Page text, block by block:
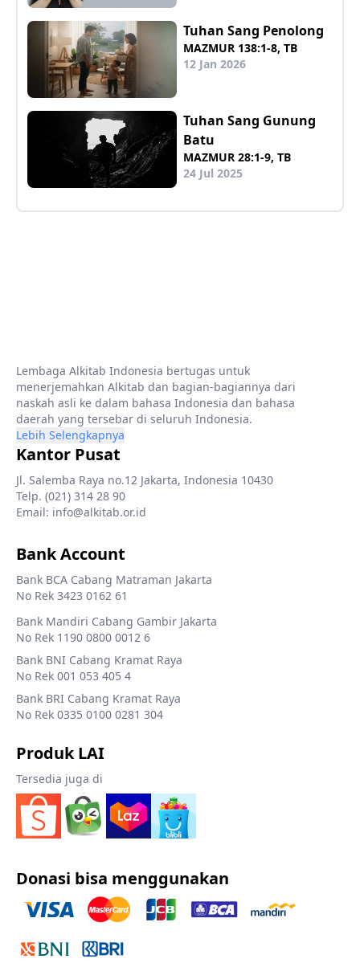
Tuhan Sang Penolong
MAZMUR 138:1-8, TB
12 Jan 2026
Tuhan Sang Gunung
Batu
MAZMUR 28:1-9, TB
24 Jul 2025
Lembaga Alkitab Indonesia bertugas untuk
menerjemahkan Alkitab dan bagian-bagiannya dari
naskah asli ke dalam bahasa Indonesia dan bahasa
daerah yang tersebar di seluruh Indonesia.
Lebih Selengkapnya
Kantor Pusat
Jl. Salemba Raya no.12 Jakarta, Indonesia 10430
Telp. (021) 314 28 90
Email: info@alkitab.or.id
Bank Account
Bank BCA Cabang Matraman Jakarta
No Rek 3423 0162 61
Bank Mandiri Cabang Gambir Jakarta
No Rek 1190 0800 0012 6
Bank BNI Cabang Kramat Raya
No Rek 001 053 405 4
Bank BRI Cabang Kramat Raya
No Rek 0335 0100 0281 304
Produk LAI
Tersedia juga di
Donasi bisa menggunakan